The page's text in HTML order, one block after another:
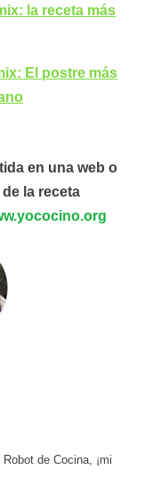
la receta más
El postre más
en una web o
la receta
de Cocina, ¡mi